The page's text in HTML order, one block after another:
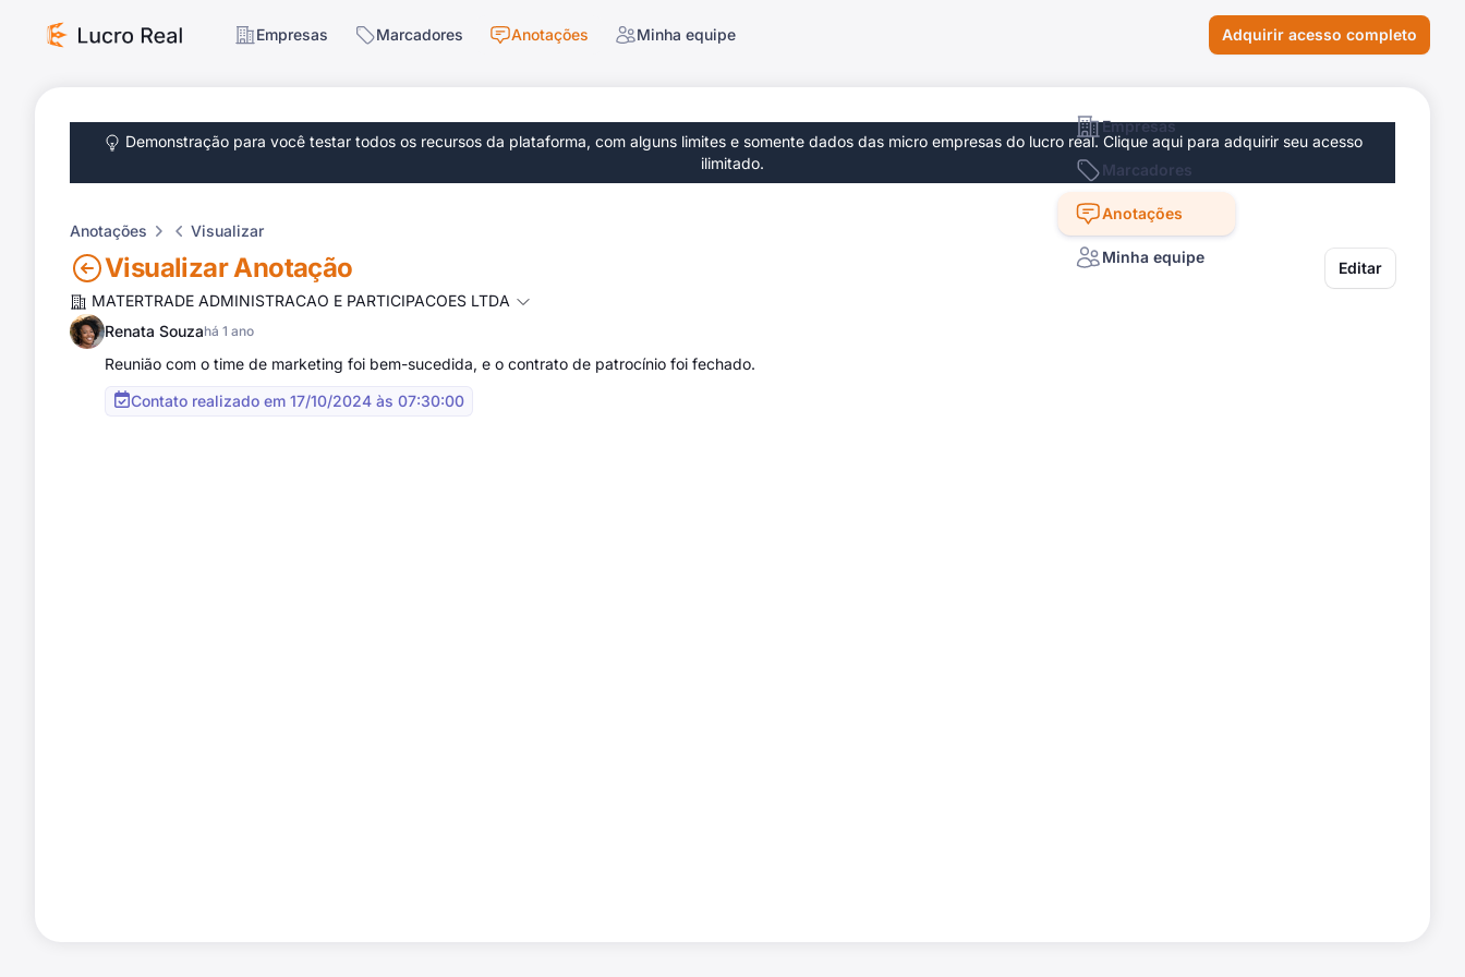
Empresas Marcadores Anotações Minha equipe Adquirir acesso completo
Demonstração para você testar todos os recursos da plataforma, com alguns limites e somente dados das micro empresas do lucro real.Clique aqui para adquirir seu acesso
ilimitado.
Anotações Visualizar
Visualizar Anotação
Editar
MATERTRADE ADMINISTRACAO E PARTICIPACOES LTDA
Renata Souzahá 1 ano
Reunião com o time de marketing foi bem-sucedida, e o contrato de patrocínio foi fechado.
Contato realizado em 17/10/2024 às 07:30:00
Empresas
Marcadores
Anotações
Minha equipe